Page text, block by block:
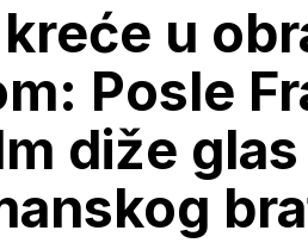
u
Posle
diže